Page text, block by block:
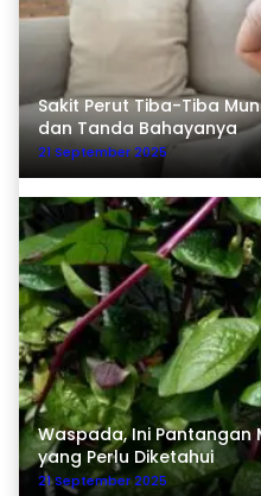
Sakit Perut Tiba-Tiba
dan Tanda Bahayanya
21 September 2025
Waspada, Ini Pantangan
yang Perlu Diketahui
21 September 2025